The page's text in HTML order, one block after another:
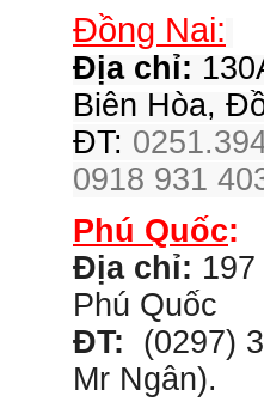
Đồng Nai:
Địa chỉ:
Biên Hòa,
ĐT:
0918 931
Phú Quốc:
Địa chỉ:
Phú Quốc
ĐT:
(0297)
Mr Ngân).